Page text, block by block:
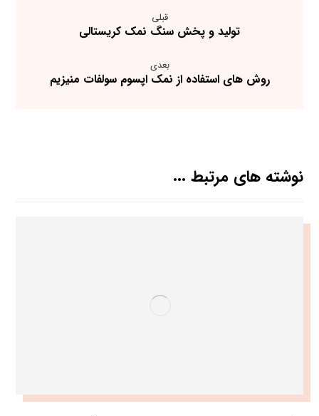
قبلی
تولید و پخش سنگ نمک کریستالی
بعدی
روش های استفاده از نمک اپسوم سولفات منیزیم
نوشته های مرتبط ...